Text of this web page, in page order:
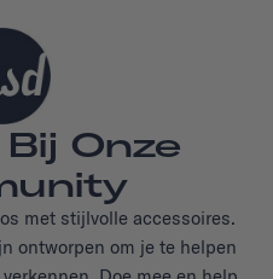
Onze
met stijlvolle accessoires.
ontworpen om je te helpen